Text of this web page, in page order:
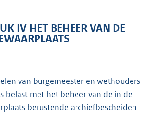
IV HET BEHEER VAN DE
van burgemeester en wethouders
belast met het beheer van de in de
berustende archiefbescheiden